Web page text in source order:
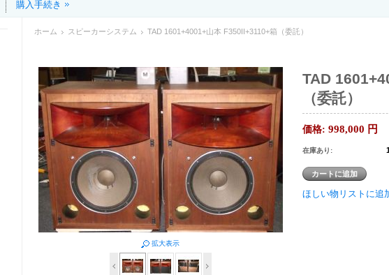
購入手続き
ホーム スピーカーシステム TAD 1601+4001+山本 F350II+3110+箱（委託）
拡大表示
TAD
（委託）
価格: 998,000 円
在庫あり:
ほしい物リストに追